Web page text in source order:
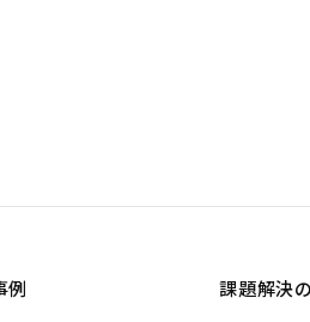
例 課題解決